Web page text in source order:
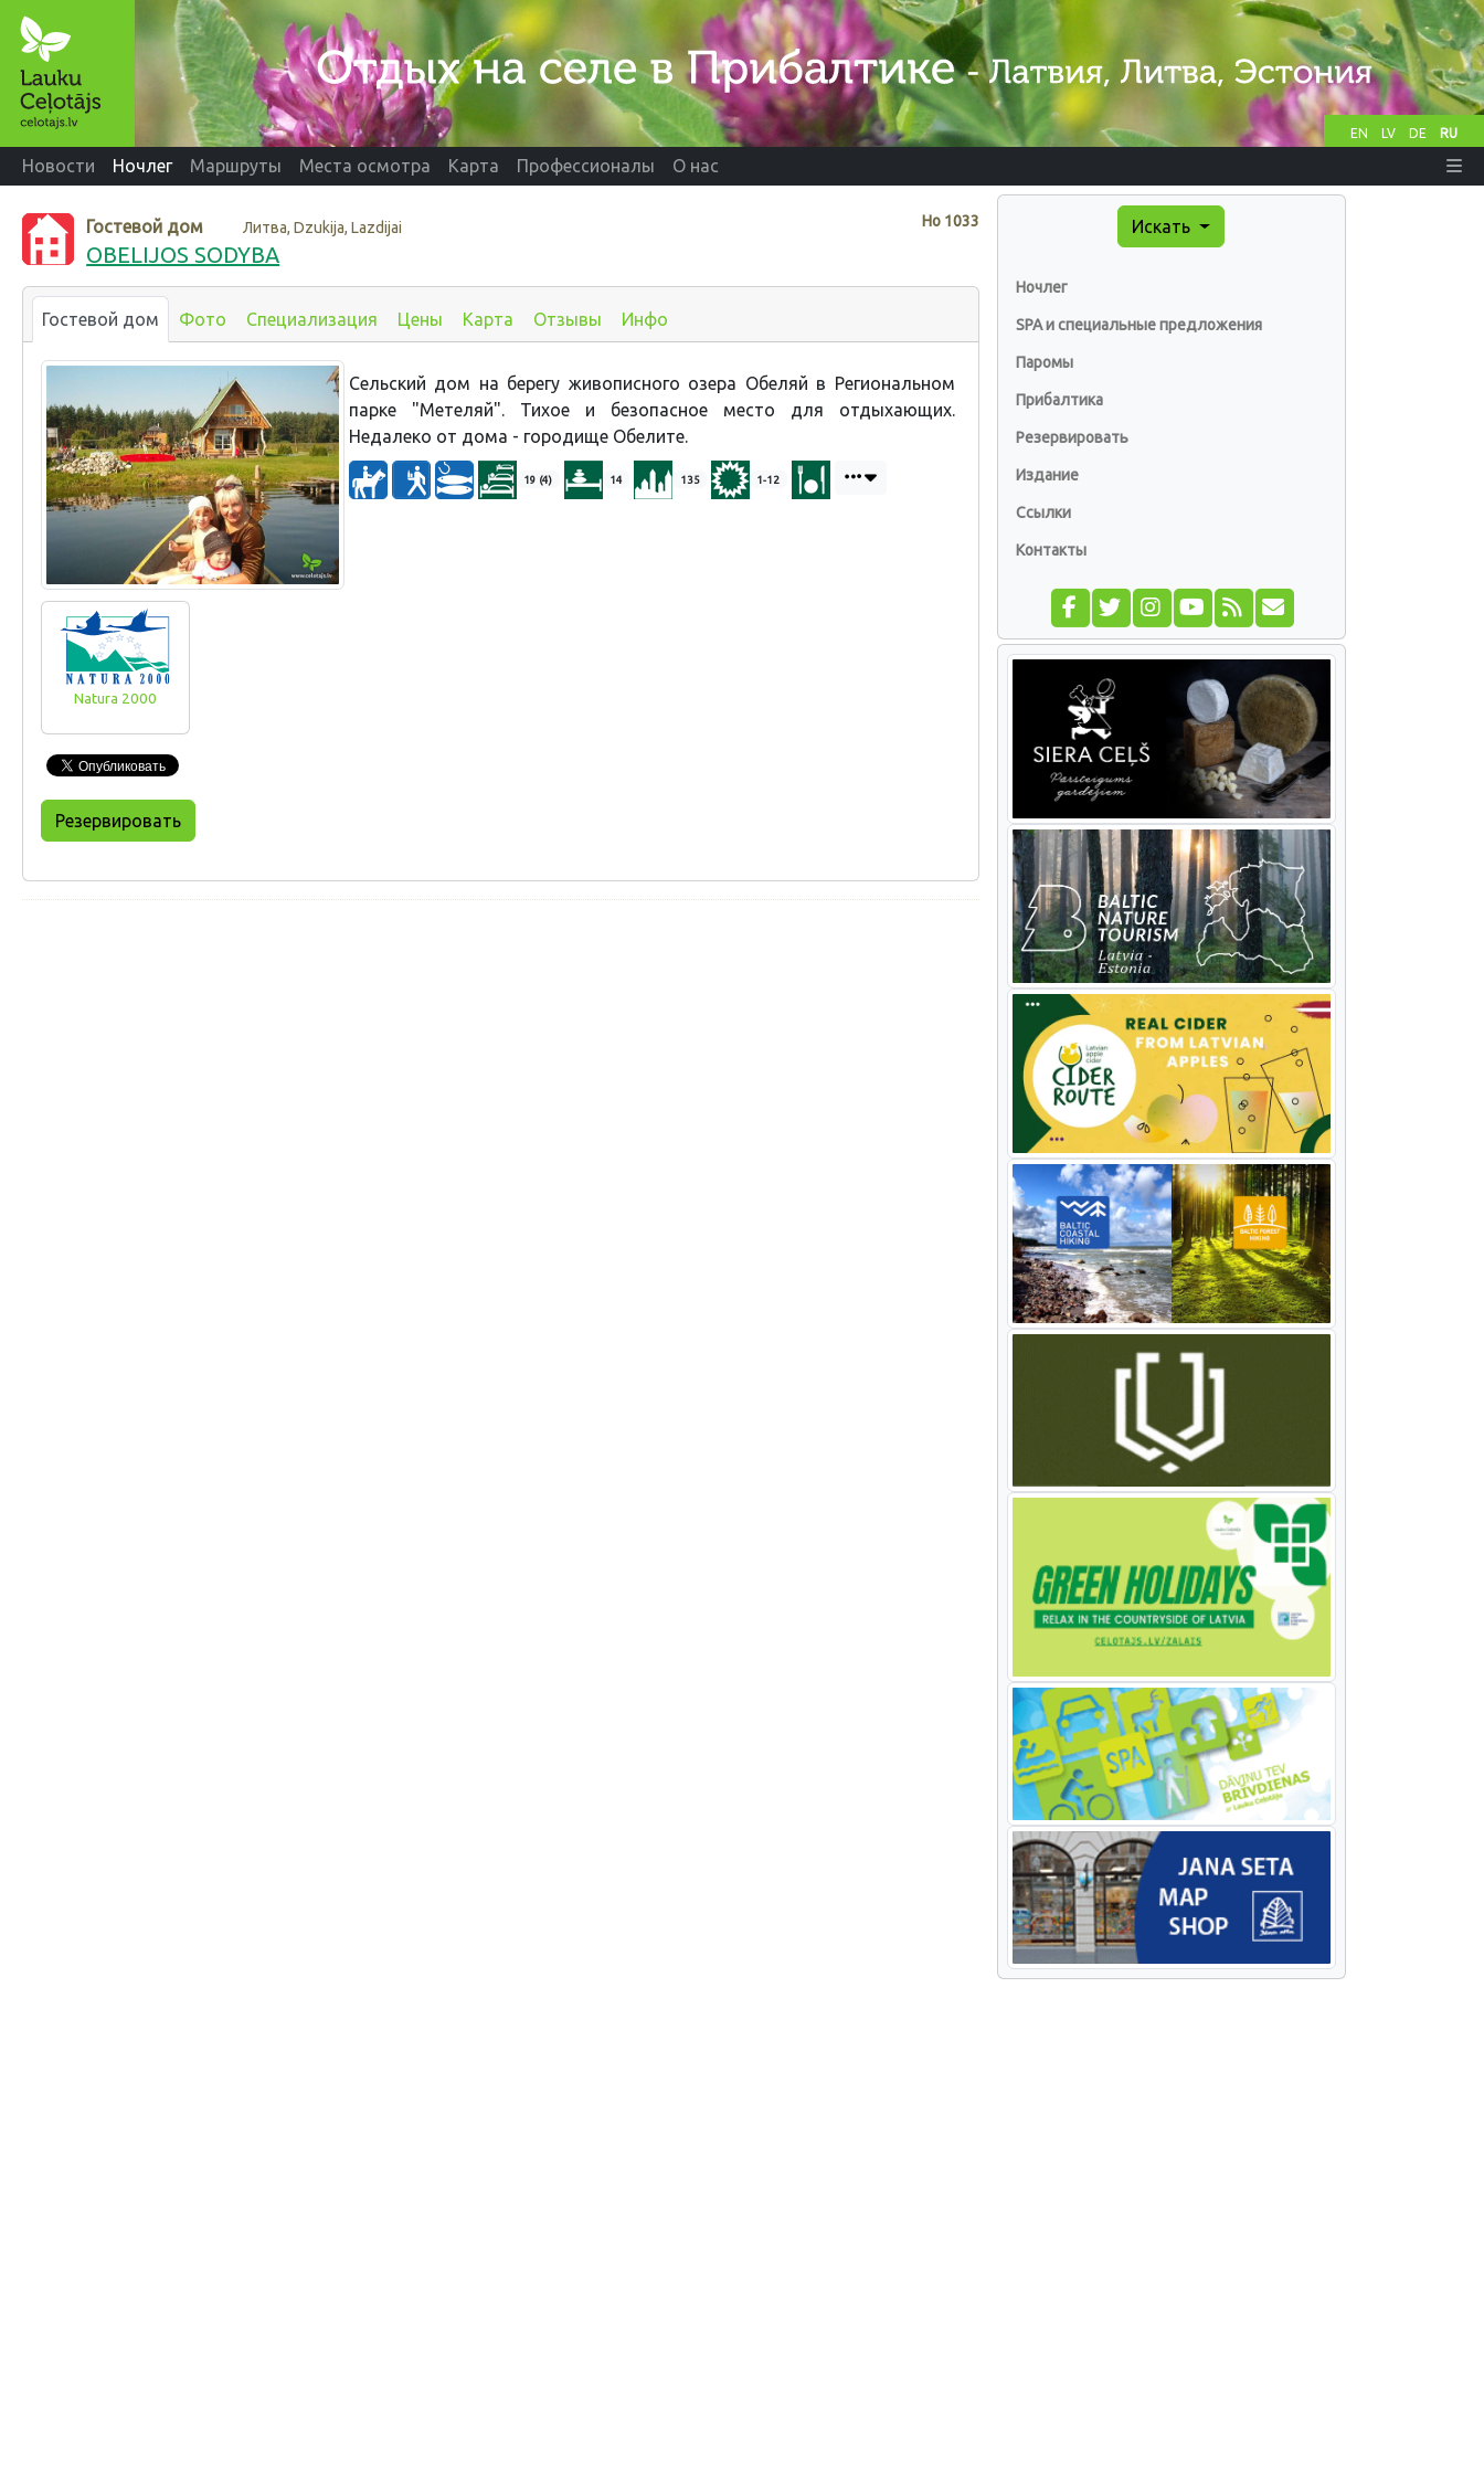
EN LV DE RU
Новости Ночлег Маршруты Места осмотра Карта Профессионалы О нас
Нo 1033
Гостевой дом Литва, Dzukija, Lazdijai
OBELIJOS SODYBA
Гостевой дом Фото Специализация Цены Карта Отзывы Инфо
Natura 2000
Сельский дом на берегу живописного озера Обеляй в Региональном
парке "Метеляй". Тихое и безопасное место для отдыхающих.
Недалеко от дома - городище Обелите.
19 (4) 14 135 1-12
Резервировать
Искать
Ночлег
SPA и специальные предложения
Паромы
Прибалтика
Резервировать
Издание
Ссылки
Контакты